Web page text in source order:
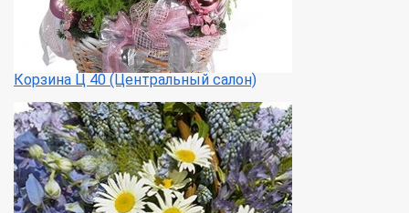
Корзина Ц 40 (Центральный салон)